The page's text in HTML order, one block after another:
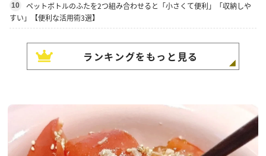
10
ペットボトルのふたを2つ組み合わせると「小さくて便利」「収納しや
すい」【便利な活用術3選】
ランキングをもっと見る